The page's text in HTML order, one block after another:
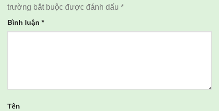
trường bắt buộc được đánh dấu *
Bình luận *
Tên